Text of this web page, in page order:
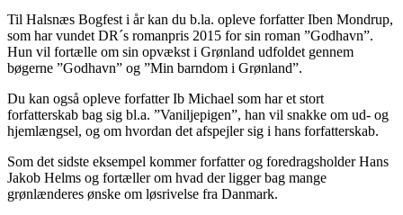
Til Halsnæs Bogfest i år kan du b.la. opleve forfatter Iben Mondrup,
som har vundet DR´s romanpris 2015 for sin roman ”Godhavn”.
Hun vil fortælle om sin opvækst i Grønland udfoldet gennem
bøgerne ”Godhavn” og ”Min barndom i Grønland”.
Du kan også opleve forfatter Ib Michael som har et stort
forfatterskab bag sig bl.a. ”Vaniljepigen”, han vil snakke om ud- og
hjemlængsel, og om hvordan det afspejler sig i hans forfatterskab.
Som det sidste eksempel kommer forfatter og foredragsholder Hans
Jakob Helms og fortæller om hvad der ligger bag mange
grønlænderes ønske om løsrivelse fra Danmark.